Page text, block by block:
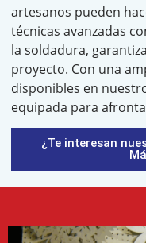
artesanos pueden
técnicas avanzadas
la soldadura,
proyecto. Con una
disponibles en
equipada para
¿Te interesan